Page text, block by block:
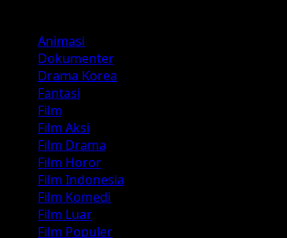
Animasi
Dokumenter
Drama Korea
Fantasi
Film
Film Aksi
Film Drama
Film Horor
Film Indonesia
Film Komedi
Film Luar
Film Populer